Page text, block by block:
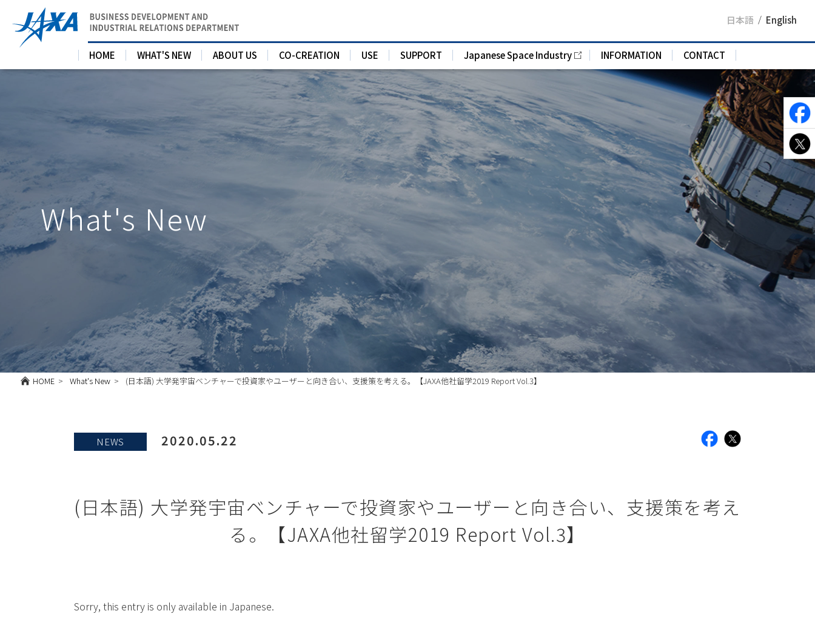
日本語 English
HOME WHAT'S NEW ABOUT US CO-CREATION USE SUPPORT Japanese Space Industry INFORMATION CONTACT
What's New
HOME What's New (日本語) 大学発宇宙ベンチャーで投資家やユーザーと向き合い、支援策を考える。【JAXA他社留学2019 Report Vol.3】
NEWS 2020.05.22 facebook
(日本語) 大学発宇宙ベンチャーで投資家やユーザーと向き合い、支援策を考え
る。【JAXA他社留学2019 Report Vol.3】
Sorry, this entry is only available in Japanese.